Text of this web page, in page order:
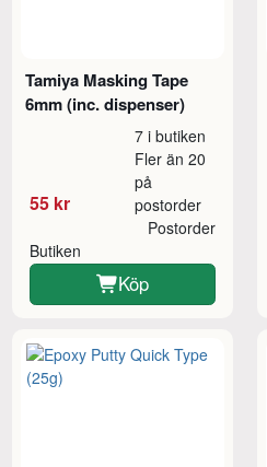
Tamiya Masking Tape
6mm (inc. dispenser)
55 kr
7 i butiken
Fler än 20
på
postorder
Butiken
Postorder
Köp